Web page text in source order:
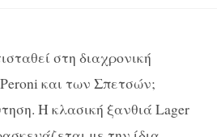
στη διαχρονική
Peroni και των Σπετσών;
Η κλασική ξανθιάLager